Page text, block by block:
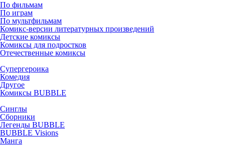
По фильмам
По играм
По мультфильмам
Комикс-версии литературных произведений
Детские комиксы
Комиксы для подростков
Отечественные комиксы
Супергероика
Комедия
Другое
Комиксы BUBBLE
Синглы
Сборники
Легенды BUBBLE
BUBBLE Visions
Манга